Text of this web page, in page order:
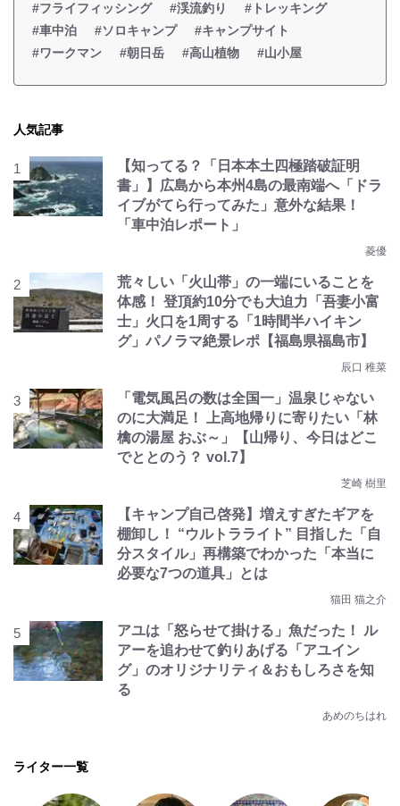
#フライフィッシング #渓流釣り
#トレッキング
#車中泊
#ソロキャンプ
#キャンプサイト
#ワークマン
#朝日岳 #高山植物 #山小屋
人気記事
【知ってる？「日本本土四極踏破証明
書」】広島から本州4島の最南端へ「ドラ
イブがてら行ってみた」意外な結果！
「車中泊レポート」
菱優
荒々しい「火山帯」の一端にいることを
体感！ 登頂約10分でも大迫力「吾妻小富
士」火口を1周する「1時間半ハイキン
グ」パノラマ絶景レポ【福島県福島市】
辰口 稚菜
「電気風呂の数は全国一」温泉じゃない
のに大満足！ 上高地帰りに寄りたい「林
檎の湯屋 おぶ～」【山帰り、今日はどこ
でととのう？ vol.7】
芝崎 樹里
【キャンプ自己啓発】増えすぎたギアを
棚卸し！ “ウルトラライト” 目指した「自
分スタイル」再構築でわかった「本当に
必要な7つの道具」とは
猫田 猫之介
アユは「怒らせて掛ける」魚だった！ ル
アーを追わせて釣りあげる「アユイン
グ」のオリジナリティ＆おもしろさを知
る
あめのちはれ
ライター一覧